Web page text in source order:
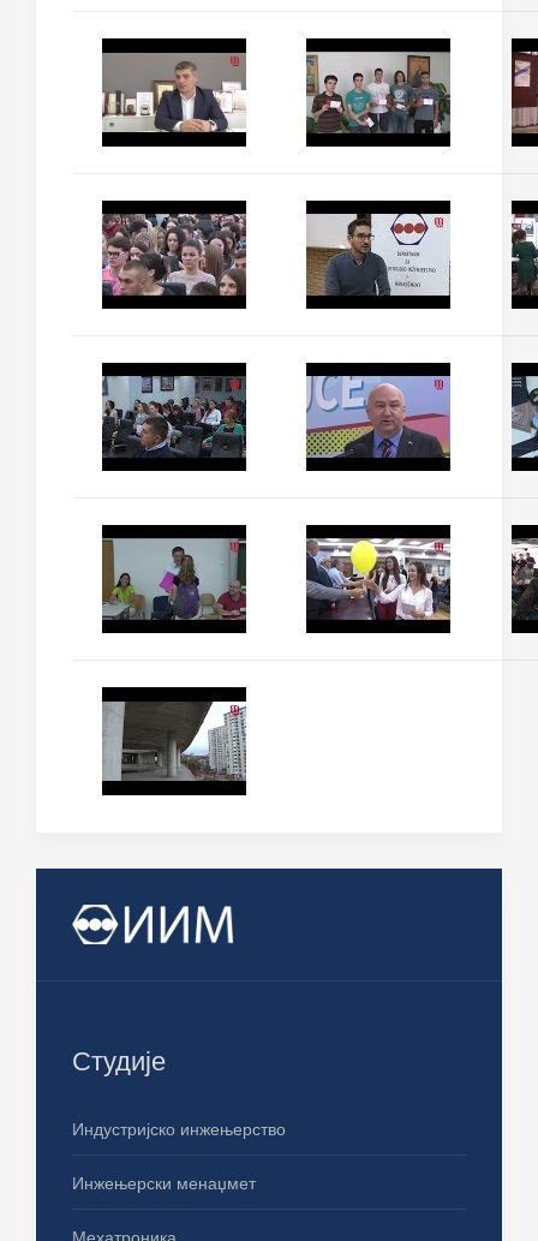
Студије
Индустријско инжењерство
Инжењерски менаџмет
Мехатроника